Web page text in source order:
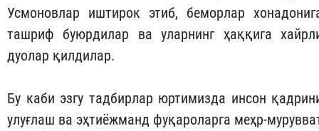
Усмоновлар иштирок этиб, беморлар
ташриф буюрдилар ва уларнинг ҳаққига
дуолар қилдилар.
Бу каби эзгу тадбирлар юртимизда инсон
улуғлаш ва эҳтиёжманд фуқароларга меҳр-